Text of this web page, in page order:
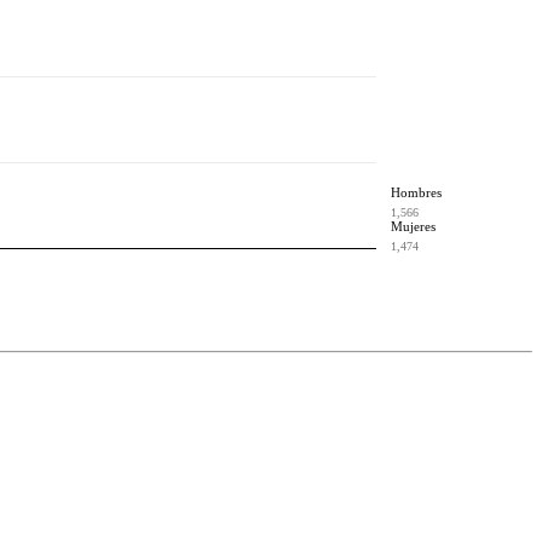
Mujeres
1,474
Hombres
1,566